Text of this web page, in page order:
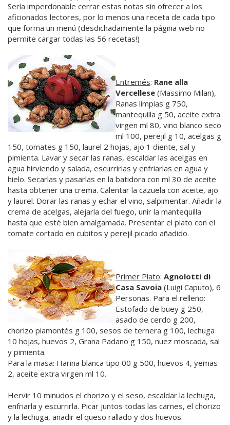
Sería imperdonable cerrar estas notas sin ofrecer a los
aficionados lectores, por lo menos una receta de cada tipo
que forma un menú (desdichadamente la página web no
permite cargar todas las 56 recetas!)
Entremés: Rane alla
Vercellese (Massimo Milan),
Ranas limpias g 750,
mantequilla g 50, aceite extra
virgen ml 80, vino blanco seco
ml 100, perejil g 10, acelgas g
150, tomates g 150, laurel 2 hojas, ajo 1 diente, sal y
pimienta. Lavar y secar las ranas, escaldar las acelgas en
agua hirviendo y salada, escurrirlas y enfriarlas en agua y
hielo. Secarlas y pasarlas en la batidora con ml 30 de aceite
hasta obtener una crema. Calentar la cazuela con aceite, ajo
y laurel. Dorar las ranas y echar el vino, salpimentar. Añadir la
crema de acelgas, alejarla del fuego, unir la mantequilla
hasta que esté bien amalgamada. Presentar el plato con el
tomate cortado en cubitos y perejil picado añadido.
Primer Plato: Agnolotti di
Casa Savoia (Luigi Caputo), 6
Personas. Para el relleno:
Estofado de buey g 250,
asado de cerdo g 200,
chorizo piamontés g 100, sesos de ternera g 100, lechuga
10 hojas, huevos 2, Grana Padano g 150, nuez moscada, sal
y pimienta.
Para la masa: Harina blanca tipo 00 g 500, huevos 4, yemas
2, aceite extra virgen ml 10.
Hervir 10 minudos el chorizo y el seso, escaldar la lechuga,
enfriarla y escurrirla. Picar juntos todas las carnes, el chorizo
y la lechuga, añadir el queso rallado y dos huevos.